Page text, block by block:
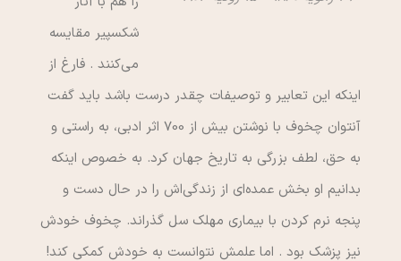
شکسپیر مقایسه
می‌کنند . فارغ از
اینکه این تعابیر و توصیفات چقدر درست باشد باید گفت
آنتوان چخوف با نوشتن بیش از 700 اثر ادبی، به راستی و
به حق، لطف بزرگی به تاریخ جهان کرد. به خصوص اینکه
بدانیم او بخش عمده‌ای از زندگی‌اش را در حال دست و
پنجه نرم کردن با بیماری مهلک سل گذراند. چخوف خودش
نیز پزشک بود . اما علمش نتوانست به خودش کمکی کند!